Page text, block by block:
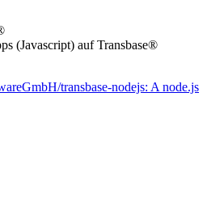
(Javascript) auf Transbase®
transbase-nodejs: A node.js